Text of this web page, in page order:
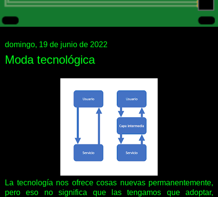
domingo, 19 de junio de 2022
Moda tecnológica
La tecnología nos ofrece cosas nuevas permanentemente,
pero eso no significa que las tengamos que adoptar,